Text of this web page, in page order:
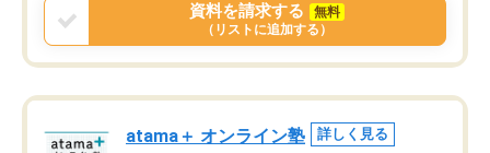
資料を請求する
無料
（リストに追加する）
atama＋ オンライン塾 詳しく見る